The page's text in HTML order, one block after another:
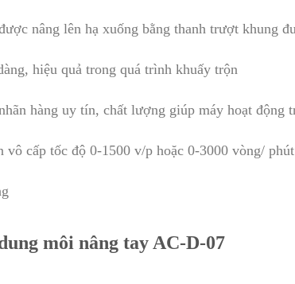
nâng lên hạ xuống bằng thanh trượt khung
hiệu quả trong quá trình khuấy trộn
hàng uy tín, chất lượng giúp máy hoạt
vô cấp tốc độ 0-1500 v/p hoặc 0-3000 vòng/ phút
môi nâng tay AC-D-07